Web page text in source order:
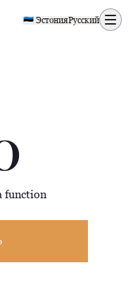
🇪🇪 ЭстонияРусский
function